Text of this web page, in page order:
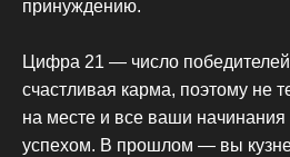
принуждению.
Цифра 21 — число
счастливая карма, поэтому не
на месте и все ваши начинания
успехом. В прошлом — вы